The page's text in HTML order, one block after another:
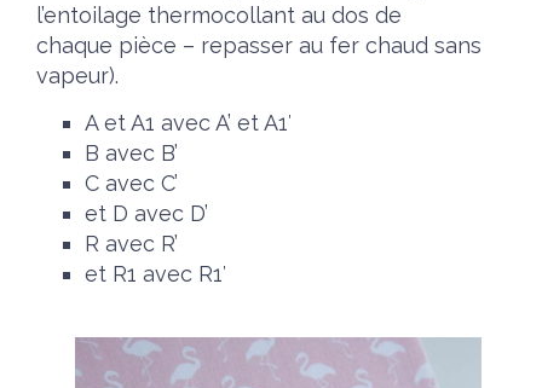
l’entoilage thermocollant au dos de
chaque pièce – repasser au fer chaud sans
vapeur).
A et A1 avec A’ et A1′
B avec B’
C avec C’
et D avec D’
R avec R’
et R1 avec R1′